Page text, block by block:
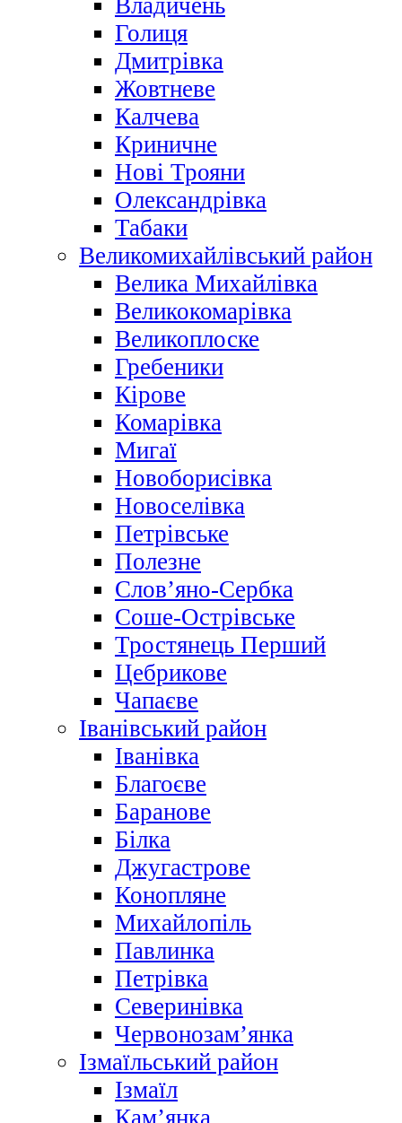
Владичень
Голиця
Дмитрівка
Жовтневе
Калчева
Криничне
Нові Трояни
Олександрівка
Табаки
Великомихайлівський район
Велика Михайлівка
Великокомарівка
Великоплоске
Гребеники
Кірове
Комарівка
Мигаї
Новоборисівка
Новоселівка
Петрівське
Полезне
Слов’яно-Сербка
Соше-Острівське
Тростянець Перший
Цебрикове
Чапаєве
Іванівський район
Іванівка
Благоєве
Баранове
Білка
Джугастрове
Конопляне
Михайлопіль
Павлинка
Петрівка
Северинівка
Червонозам’янка
Ізмаїльський район
Ізмаїл